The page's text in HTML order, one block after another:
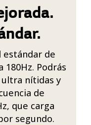
estándar de
180Hz. Podrás
nítidas y
de
que carga
segundo.